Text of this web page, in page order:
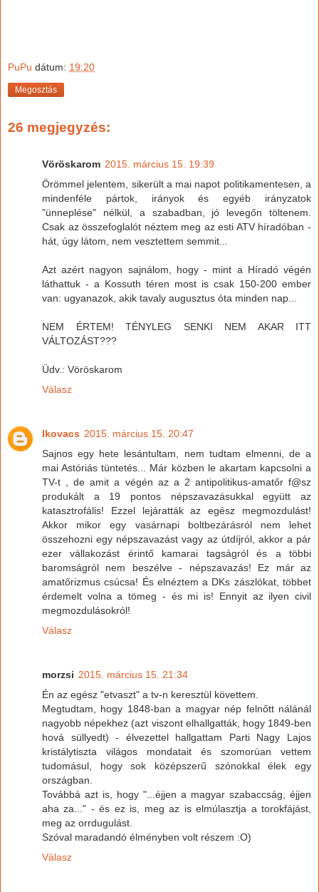
PuPu dátum: 19:20
Megosztás
26 megjegyzés:
Vöröskarom 2015. március 15. 19:39
Örömmel jelentem, sikerült a mai napot politikamentesen, a
mindenféle pártok, irányok és egyéb irányzatok
"ünneplése" nélkül, a szabadban, jó levegőn töltenem.
Csak az összefoglalót néztem meg az esti ATV híradóban -
hát, úgy látom, nem vesztettem semmit...
Azt azért nagyon sajnálom, hogy - mint a Híradó végén
láthattuk - a Kossuth téren most is csak 150-200 ember
van: ugyanazok, akik tavaly augusztus óta minden nap...
NEM ÉRTEM! TÉNYLEG SENKI NEM AKAR ITT
VÁLTOZÁST???
Üdv.: Vöröskarom
Válasz
Ikovacs 2015. március 15. 20:47
Sajnos egy hete lesántultam, nem tudtam elmenni, de a
mai Astóriás tüntetés... Már közben le akartam kapcsolni a
TV-t , de amit a végén az a 2 antipolitikus-amatőr f@sz
produkált a 19 pontos népszavazásukkal együtt az
katasztrofális! Ezzel lejáratták az egész megmozdulást!
Akkor mikor egy vasárnapi boltbezárásról nem lehet
összehozni egy népszavazást vagy az útdíjról, akkor a pár
ezer vállakozást érintő kamarai tagságról és a többi
baromságról nem beszélve - népszavazás! Ez már az
amatőrizmus csúcsa! És elnéztem a DKs zászlókat, többet
érdemelt volna a tömeg - és mi is! Ennyit az ilyen civil
megmozdulásokról!
Válasz
morzsi 2015. március 15. 21:34
Én az egész "etvaszt" a tv-n keresztül követtem.
Megtudtam, hogy 1848-ban a magyar nép felnőtt nálánál
nagyobb népekhez (azt viszont elhallgatták, hogy 1849-ben
hová süllyedt) - élvezettel hallgattam Parti Nagy Lajos
kristálytiszta világos mondatait és szomorúan vettem
tudomásul, hogy sok középszerű szónokkal élek egy
országban.
Továbbá azt is, hogy "...éjjen a magyar szabaccság, éjjen
aha za..." - és ez is, meg az is elmúlasztja a torokfájást,
meg az orrdugulást.
Szóval maradandó élményben volt részem :O)
Válasz